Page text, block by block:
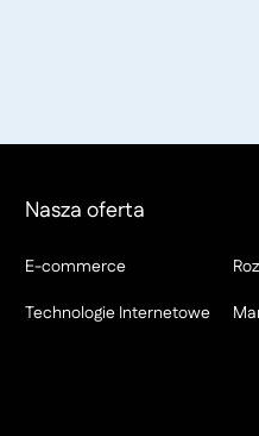
Nasza oferta
E-commerce
Technologie Internetowe